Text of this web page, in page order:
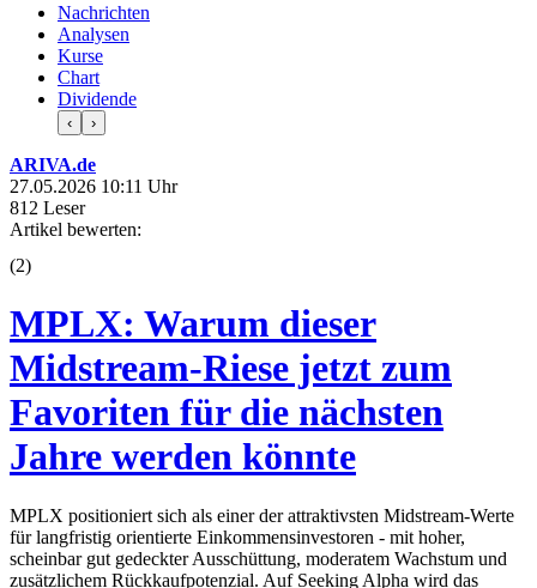
Nachrichten
Analysen
Kurse
Chart
Dividende
‹ ›
ARIVA.de
27.05.2026 10:11 Uhr
812 Leser
Artikel bewerten:
(2)
MPLX: Warum dieser
Midstream-Riese jetzt zum
Favoriten für die nächsten
Jahre werden könnte
MPLX positioniert sich als einer der attraktivsten Midstream-Werte
für langfristig orientierte Einkommensinvestoren - mit hoher,
scheinbar gut gedeckter Ausschüttung, moderatem Wachstum und
zusätzlichem Rückkaufpotenzial. Auf Seeking Alpha wird das